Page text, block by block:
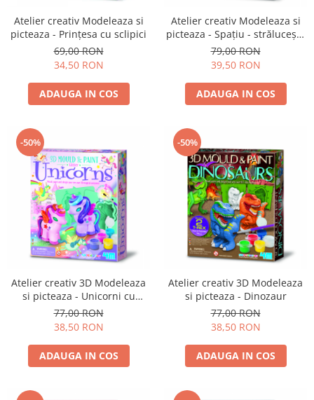
Atelier creativ Modeleaza si
picteaza - Prințesa cu sclipici
69,00 RON
34,50 RON
ADAUGA IN COS
Atelier creativ Modeleaza si
picteaza - Spațiu - strălucește
în întuneric
79,00 RON
39,50 RON
ADAUGA IN COS
-50%
Atelier creativ 3D Modeleaza
si picteaza - Unicorni cu
sclipici
77,00 RON
38,50 RON
ADAUGA IN COS
-50%
Atelier creativ 3D Modeleaza
si picteaza - Dinozaur
77,00 RON
38,50 RON
ADAUGA IN COS